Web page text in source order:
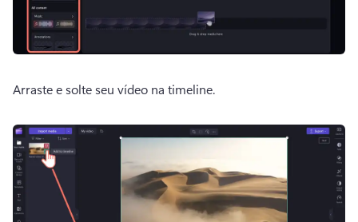
Arraste e solte seu vídeo na timeline.